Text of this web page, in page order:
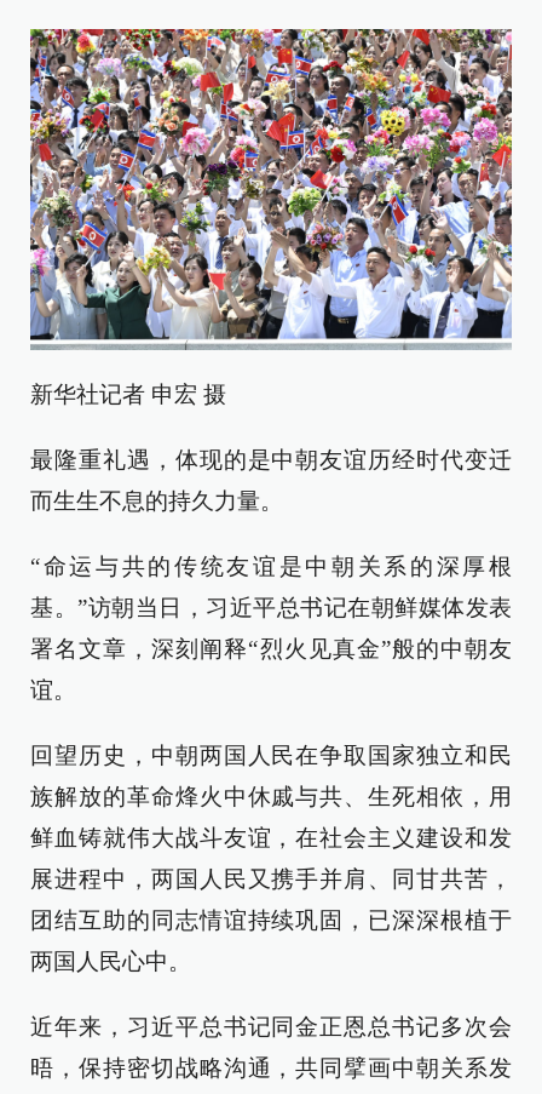
新华社记者 申宏 摄
最隆重礼遇，体现的是中朝友谊历经时代变迁
而生生不息的持久力量。
“命运与共的传统友谊是中朝关系的深厚根
基。”访朝当日，习近平总书记在朝鲜媒体发表
署名文章，深刻阐释“烈火见真金”般的中朝友
谊。
回望历史，中朝两国人民在争取国家独立和民
族解放的革命烽火中休戚与共、生死相依，用
鲜血铸就伟大战斗友谊，在社会主义建设和发
展进程中，两国人民又携手并肩、同甘共苦，
团结互助的同志情谊持续巩固，已深深根植于
两国人民心中。
近年来，习近平总书记同金正恩总书记多次会
晤，保持密切战略沟通，共同擘画中朝关系发